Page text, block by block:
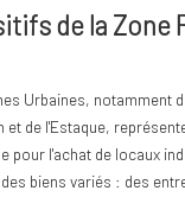
de la Zone
Urbaines, notamment
et de l'Estaque,
pour l'achat de locaux
biens variés : des